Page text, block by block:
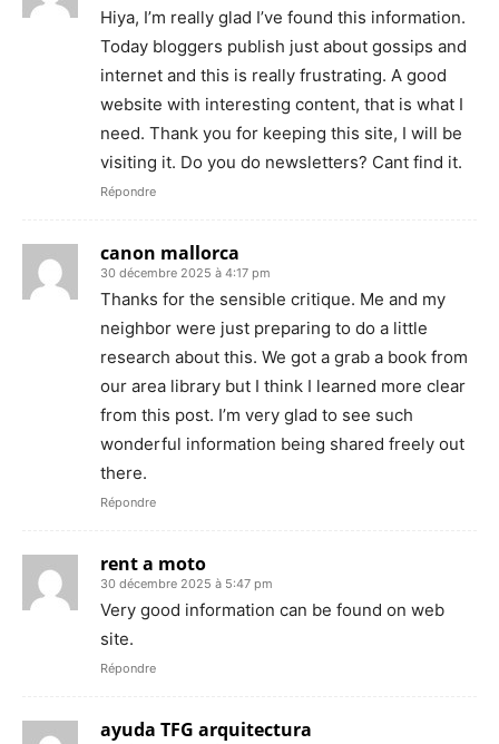
Hiya, I’m really glad I’ve found this information.
Today bloggers publish just about gossips and
internet and this is really frustrating. A good
website with interesting content, that is what I
need. Thank you for keeping this site, I will be
visiting it. Do you do newsletters? Cant find it.
Répondre
canon mallorca
30 décembre 2025 à 4:17 pm
Thanks for the sensible critique. Me and my
neighbor were just preparing to do a little
research about this. We got a grab a book from
our area library but I think I learned more clear
from this post. I’m very glad to see such
wonderful information being shared freely out
there.
Répondre
rent a moto
30 décembre 2025 à 5:47 pm
Very good information can be found on web
site.
Répondre
ayuda TFG arquitectura